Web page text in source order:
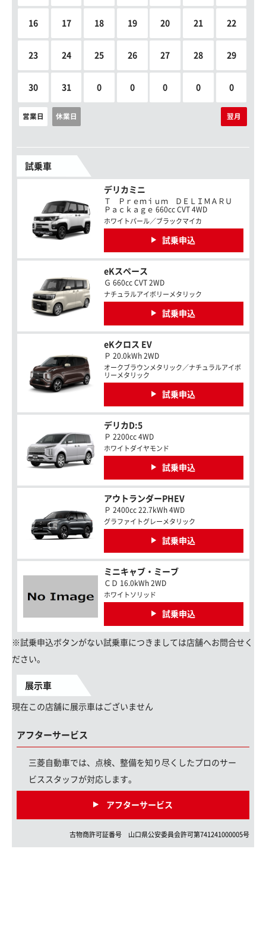
16 17 18 19 20 21 22
23 24 25 26 27 28 29
30 31 0 0 0 0 0
営業日 休業日 翌月
試乗車
デリカミニ
Ｔ Ｐｒｅｍｉｕｍ ＤＥＬＩＭＡＲＵ
Ｐａｃｋａｇｅ 660cc CVT 4WD
ホワイトパール／ブラックマイカ
試乗申込
eKスペース
Ｇ 660cc CVT 2WD
ナチュラルアイボリーメタリック
試乗申込
eKクロス EV
Ｐ 20.0kWh 2WD
オークブラウンメタリック／ナチュラルアイボ
リーメタリック
試乗申込
デリカD:5
Ｐ 2200cc 4WD
ホワイトダイヤモンド
試乗申込
アウトランダーPHEV
Ｐ 2400cc 22.7kWh 4WD
グラファイトグレーメタリック
試乗申込
ミニキャブ・ミーブ
ＣＤ 16.0kWh 2WD
ホワイトソリッド
試乗申込
※試乗申込ボタンがない試乗車につきましては店舗へお問合せく
ださい。
展示車
現在この店舗に展示車はございません
アフターサービス
三菱自動車では、点検、整備を知り尽くしたプロのサー
ビススタッフが対応します。
アフターサービス
古物商許可証番号 山口県公安委員会許可第741241000005号